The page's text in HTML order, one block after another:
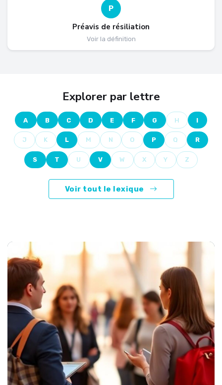
P
Préavis de résiliation
Voir la définition
Explorer par lettre
A B C D E F G H I
J K L M N O P Q R
S T U V W X Y Z
Voir tout le lexique